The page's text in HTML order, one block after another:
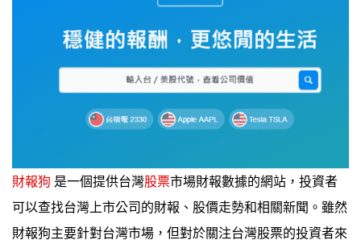
財報狗 是一個提供台灣股票市場財報數據的網站，投資者
可以查找台灣上市公司的財報、股價走勢和相關新聞。雖然
財報狗主要針對台灣市場，但對於關注台灣股票的投資者來